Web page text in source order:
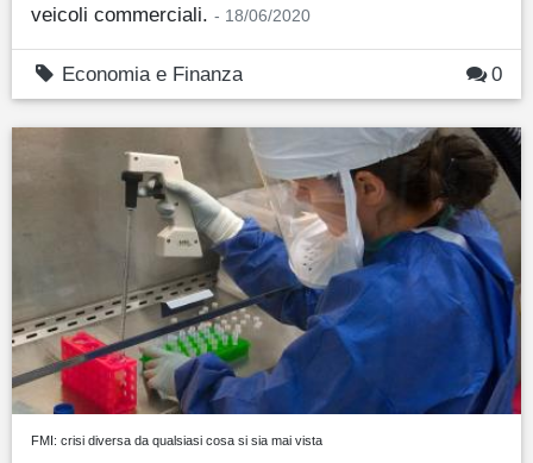
veicoli commerciali. - 18/06/2020
Economia e Finanza 0
FMI: crisi diversa da qualsiasi cosa si sia mai vista